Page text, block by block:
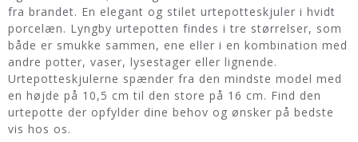
fra brandet. En elegant og stilet urtepotteskjuler i hvidt
porcelæn. Lyngby urtepotten findes i tre størrelser, som
både er smukke sammen, ene eller i en kombination med
andre potter, vaser, lysestager eller lignende.
Urtepotteskjulerne spænder fra den mindste model med
en højde på 10,5 cm til den store på 16 cm. Find den
urtepotte der opfylder dine behov og ønsker på bedste
vis hos os.